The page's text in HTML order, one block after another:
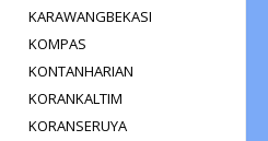
KARAWANGBEKASI
KOMPAS
KONTANHARIAN
KORANKALTIM
KORANSERUYA